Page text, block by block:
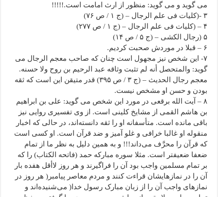
می گوید و می گوید: منظور از ارث امامت است.!!!!!
۳ -(کلیات فی علم الرجال – (ج ۱ / ص ۷۶)
۴ – (کلیات فی علم الرجال – (ج ۱ / ص ۲۷۷)
۵ (رجال الکشی – (ج ۵ / ص ۱۴)
۶ – قبلا در موردش صحبت کردیم.
۷- این شخص نیز مجهول است چنان که صاحب معجم الرجال می
گوید: والمتحصل أنه لم تثبت وثاقه عبد الرحیم بن روح ولا حسنه.
معجم رجال الحدیث – (ج ۳ / ص ۳۹۵) قدر متیقن این است که ثقه
بودن و حسن او مشخص نیست.
۸ – آیت الله برقعی در مورد این شخص می گوید: علی بن ابراهیم
بن هاشم القمی از مشایخ کلینی است. از وی تفسیری روایی نیز
باقی مانده است. متأسفانه او را ثقه دانسته‌اند، در حالی که اخبار
منقوله او غالبا خرافی و غلو آمیز و ضد قرآن است. او کسی است
که قرآن را محرَّف می‌داند!!! و به همین دلیل به نظر ما از تمام
ضعفا ضعیفتر است. مثلا سوره مبارکه حمد (فاتحه ‌الکتاب) را که
بر تمام مسلمین واجب بود آن را فراگیرند و هر روز لاأقل هفده بار
آن را در نمازهایشان قراءت کنند و مردم معاصر پیامبر( هر روز در
نمازهای واجب آن را از زبان مبارک رسول خدا( می‌شنیده‌اند و